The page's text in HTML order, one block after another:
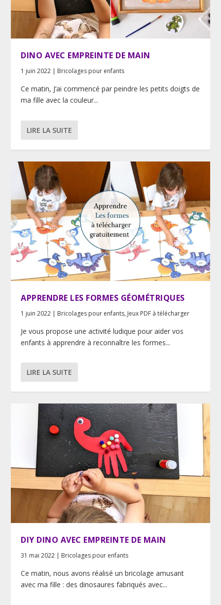
DINO AVEC EMPREINTE DE MAIN
1 juin 2022 | Bricolages pour enfants
Ce matin, J’ai commencé par peindre les petits doigts de
ma fille avec la couleur...
LIRE LA SUITE
APPRENDRE LES FORMES GÉOMÉTRIQUES
1 juin 2022 | Bricolages pour enfants, Jeux PDF à télécharger
Je vous propose une activité ludique pour aider vos
enfants à apprendre à reconnaître les formes...
LIRE LA SUITE
DIY DINO AVEC EMPREINTE DE MAIN
31 mai 2022 | Bricolages pour enfants
Ce matin, nous avons réalisé un bricolage amusant
avec ma fille : des dinosaures fabriqués avec...